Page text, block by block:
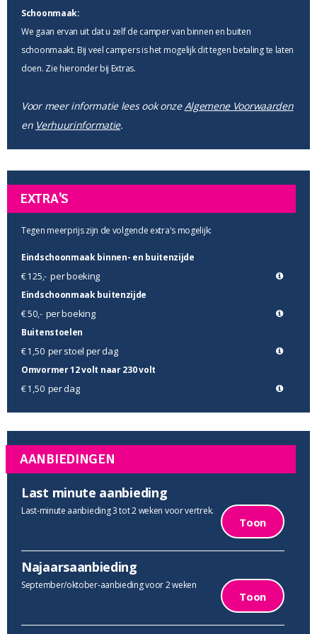
Schoonmaak:
We gaan ervan uit dat u zelf de camper van binnen en buiten
schoonmaakt. Bij veel campers is het mogelijk dit tegen betaling te laten
doen. Zie hieronder bij Extras.
Voor meer informatie lees ook onzeAlgemene Voorwaarden
en Verhuurinformatie.
EXTRA'S
Tegen meerprijs zijn de volgende extra's mogelijk:
Eindschoonmaak binnen- en buitenzijde
€ 125,-per boeking
Eindschoonmaak buitenzijde
€ 50,- per boeking
Buitenstoelen
€ 1,50 per stoel per dag
Omvormer 12 volt naar 230 volt
€ 1,50 per dag
AANBIEDINGEN
Last minute aanbieding
Last-minute aanbieding 3 tot 2 weken voor vertrek.
Toon
Najaarsaanbieding
September/oktober-aanbieding voor 2 weken
Toon